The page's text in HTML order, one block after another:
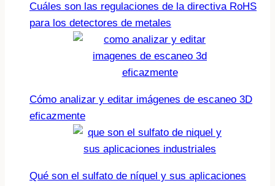
Cuáles son las regulaciones de la directiva RoHS
para los detectores de metales
Cómo analizar y editar imágenes de escaneo 3D
eficazmente
Qué son el sulfato de níquel y sus aplicaciones